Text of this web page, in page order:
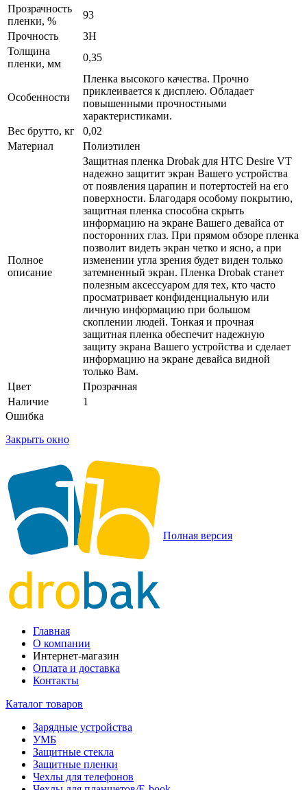
Прозрачность
пленки, %
93
Прочность
3H
Толщина
пленки, мм
0,35
Особенности
Пленка высокого качества. Прочно
приклеивается к дисплею. Обладает
повышенными прочностными
характеристиками.
Вес брутто, кг
0,02
Материал
Полиэтилен
Полное
описание
Защитная пленка Drobak для HTC Desire VT
надежно защитит экран Вашего устройства
от появления царапин и потертостей на его
поверхности. Благодаря особому покрытию,
защитная пленка способна скрыть
информацию на экране Вашего девайса от
посторонних глаз. При прямом обзоре пленка
позволит видеть экран четко и ясно, а при
изменении угла зрения будет виден только
затемненный экран. Пленка Drobak станет
полезным аксессуаром для тех, кто часто
просматривает конфиденциальную или
личную информацию при большом
скоплении людей. Тонкая и прочная
защитная пленка обеспечит надежную
защиту экрана Вашего устройства и сделает
информацию на экране девайса видной
только Вам.
Цвет
Прозрачная
Наличие
1
Ошибка
Закрыть окно
Полная версия
Главная
О компании
Интернет-магазин
Оплата и доставка
Контакты
Каталог товаров
Зарядные устройства
УМБ
Защитные стекла
Защитные пленки
Чехлы для телефонов